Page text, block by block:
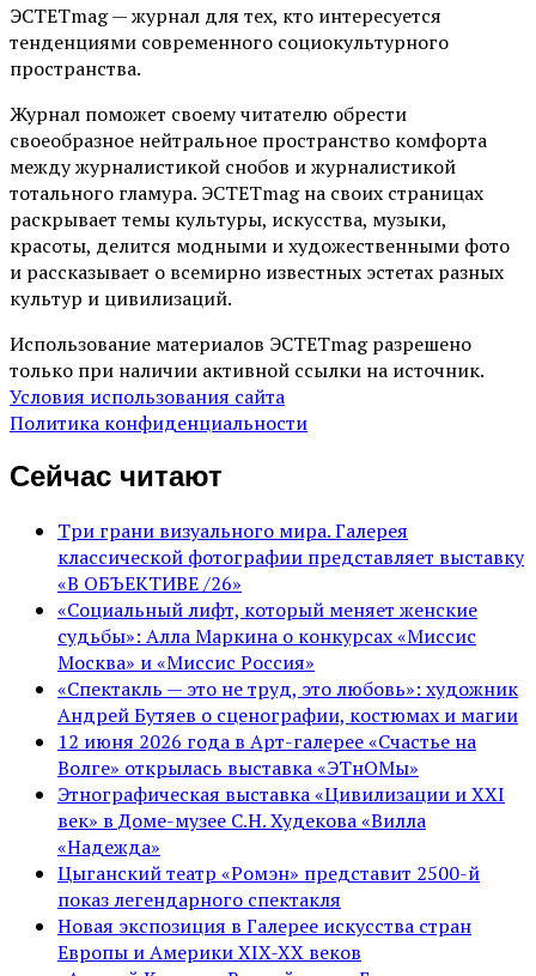
ЭСТЕТmag — журнал для тех, кто интересуется
тенденциями современного социокультурного
пространства.
Журнал поможет своему читателю обрести
своеобразное нейтральное пространство комфорта
между журналистикой снобов и журналистикой
тотального гламура. ЭСТЕТmag на своих страницах
раскрывает темы культуры, искусства, музыки,
красоты, делится модными и художественными фото
и рассказывает о всемирно известных эстетах разных
культур и цивилизаций.
Использование материалов ЭСТЕТmag разрешено
только при наличии активной ссылки на источник.
Условия использования сайта
Политика конфиденциальности
Сейчас читают
Три грани визуального мира. Галерея
классической фотографии представляет выставку
«В ОБЪЕКТИВЕ /26»
«Социальный лифт, который меняет женские
судьбы»: Алла Маркина о конкурсах «Миссис
Москва» и «Миссис Россия»
«Спектакль — это не труд, это любовь»: художник
Андрей Бутяев о сценографии, костюмах и магии
12 июня 2026 года в Арт-галерее «Счастье на
Волге» открылась выставка «ЭТнОМы»
Этнографическая выставка «Цивилизации и ХХI
век» в Доме-музее С.Н. Худекова «Вилла
«Надежда»
Цыганский театр «Ромэн» представит 2500-й
показ легендарного спектакля
Новая экспозиция в Галерее искусства стран
Европы и Америки XIX-XX веков